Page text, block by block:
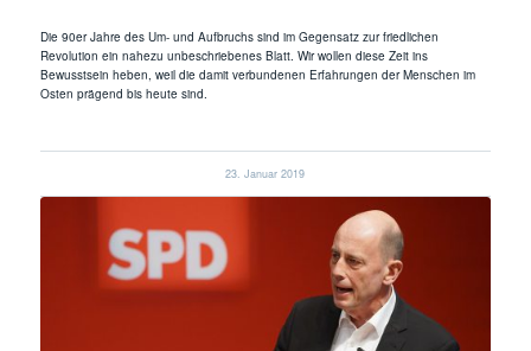
Die 90er Jahre des Um- und Aufbruchs sind im Gegensatz zur friedlichen
Revolution ein nahezu unbeschriebenes Blatt. Wir wollen diese Zeit ins
Bewusstsein heben, weil die damit verbundenen Erfahrungen der Menschen im
Osten prägend bis heute sind.
23. Januar 2019